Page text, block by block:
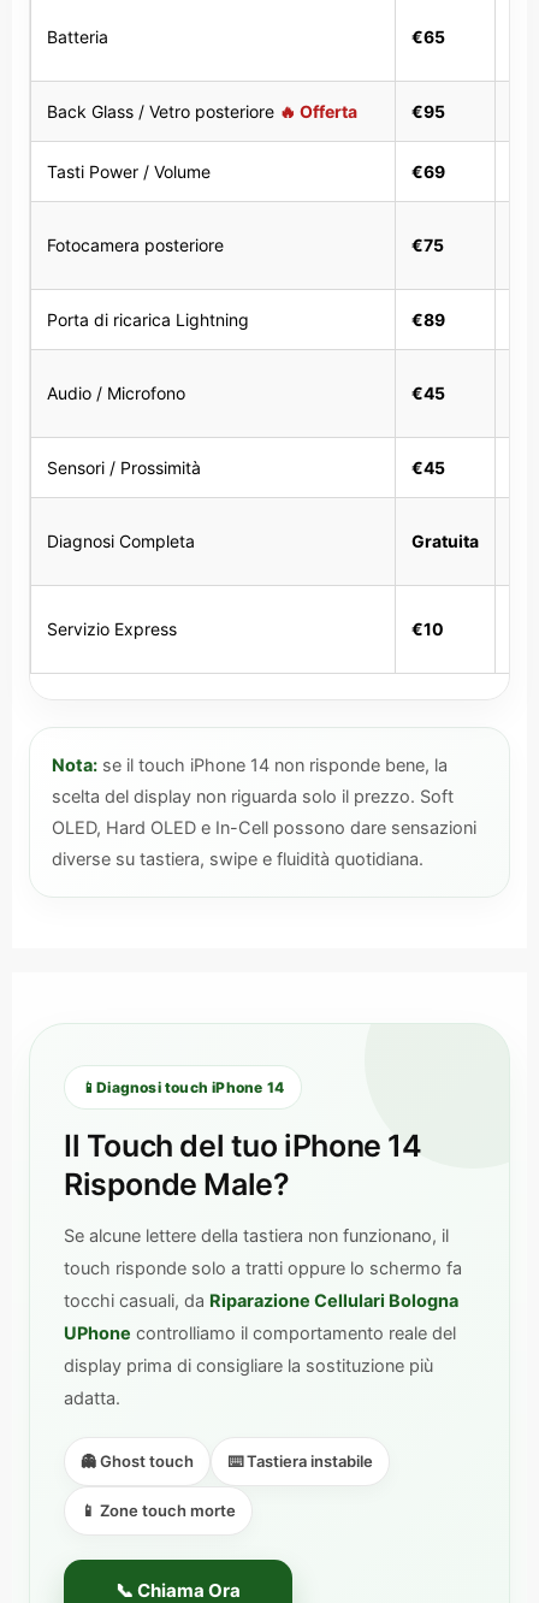
Batteria €65
Back Glass / Vetro posteriore 🔥 Offerta €95
Tasti Power / Volume €69
Fotocamera posteriore €75
Porta di ricarica Lightning €89
Audio / Microfono €45
Sensori / Prossimità €45
Diagnosi Completa Gratuita
Servizio Express €10
Nota: se il touch iPhone 14 non risponde bene, la
scelta del display non riguarda solo il prezzo. Soft
OLED, Hard OLED e In-Cell possono dare sensazioni
diverse su tastiera, swipe e fluidità quotidiana.
📱Diagnosi touch iPhone 14
Il Touch del tuo iPhone 14
Risponde Male?
Se alcune lettere della tastiera non funzionano, il
touch risponde solo a tratti oppure lo schermo fa
tocchi casuali, da Riparazione Cellulari Bologna
UPhone controlliamo il comportamento reale del
display prima di consigliare la sostituzione più
adatta.
👻 Ghost touch ⌨️ Tastiera instabile
📱 Zone touch morte
📞 Chiama Ora